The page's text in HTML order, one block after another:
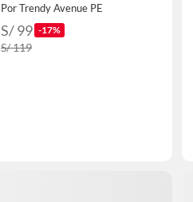
Por Trendy Avenue PE
S/ 99 -17%
S/ 119